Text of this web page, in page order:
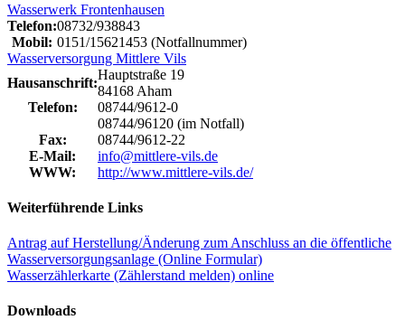
Wasserwerk Frontenhausen
Telefon:08732/938843
Mobil: 0151/15621453 (Notfallnummer)
Wasserversorgung Mittlere Vils
Hausanschrift:
Hauptstraße 19
84168 Aham
Telefon:
08744/9612-0
08744/96120 (im Notfall)
Fax:
08744/9612-22
E-Mail:
info@mittlere-vils.de
WWW:
http://www.mittlere-vils.de/
Weiterführende Links
Antrag auf Herstellung/Änderung zum Anschluss an die öffentliche
Wasserversorgungsanlage (Online Formular)
Wasserzählerkarte (Zählerstand melden) online
Downloads